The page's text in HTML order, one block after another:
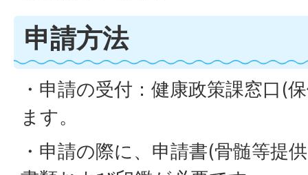
申請方法
・申請の受付：健康政策課窓口(
ます。
・申請の際に、申請書(骨髄等提